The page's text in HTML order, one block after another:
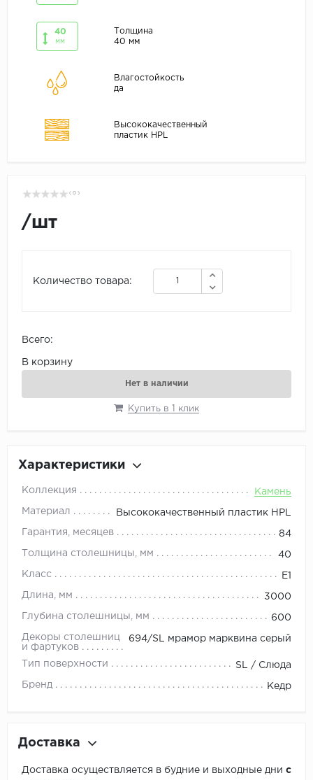
40
мм
Толщина
40 мм
Влагостойкость
да
Высококачественный
пластик HPL
( 0 )
/шт
Количество товара:
Всего:
В корзину
Нет в наличии
Купить в 1 клик
Характеристики
Коллекция Камень
Материал Высококачественный пластик HPL
Гарантия, месяцев 84
Толщина столешницы, мм 40
Класс E1
Длина, мм 3000
Глубина столешницы, мм 600
Декоры столешниц
и фартуков
694/SL мрамор марквина серый
Тип поверхности SL / Слюда
Бренд Кедр
Доставка
Доставка осуществляется в будние и выходные дни с